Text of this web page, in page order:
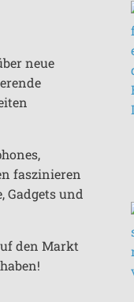
neue
faszinieren
Gadgets und
den Markt